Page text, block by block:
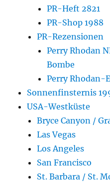
PR-Heft 2821
PR-Shop 1988
PR-Rezensionen
Perry Rhodan
Bombe
Perry Rhodan-
Sonnenfinsternis
USA-Westküste
Bryce Canyon /
Las Vegas
Los Angeles
San Francisco
St. Barbara / St.